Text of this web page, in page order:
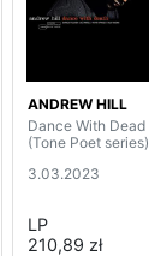
ANDREW HILL
Dance With Dead
(Tone Poet series)
3.03.2023
LP
210,89 zł